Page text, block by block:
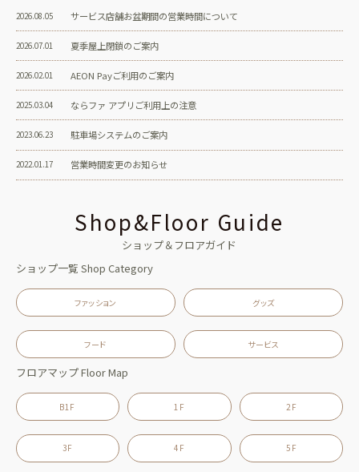
2026.08.05 サービス店舗お盆期間の営業時間について
2026.07.01 夏季屋上閉鎖のご案内
2026.02.01 AEON Payご利用のご案内
2025.03.04 ならファ アプリご利用上の注意
2023.06.23 駐車場システムのご案内
2022.01.17 営業時間変更のお知らせ
Shop&Floor Guide
ショップ＆フロアガイド
ショップ一覧 Shop Category
ファッション グッズ
フード サービス
フロアマップFloor Map
B1F 1F 2F
3F 4F 5F